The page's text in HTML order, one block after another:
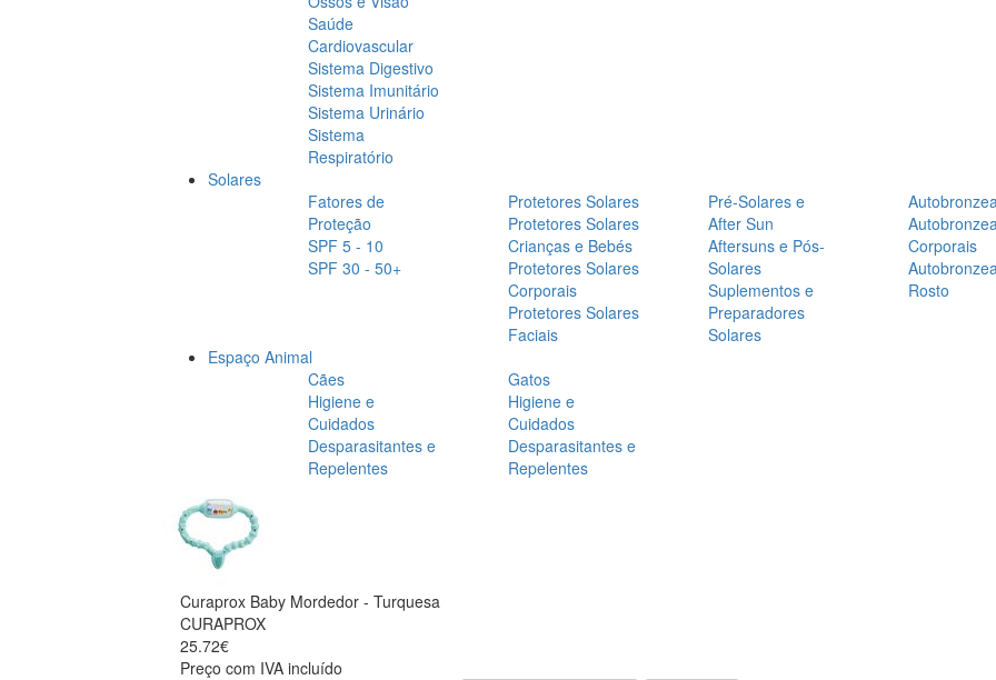
Saúde
Cardiovascular
Sistema Digestivo
Sistema Imunitário
Sistema Urinário
Sistema
Respiratório
Solares
Fatores de
Proteção
SPF 5 - 10
SPF 30 - 50+
Protetores Solares
Protetores Solares
Crianças e Bebés
Protetores Solares
Corporais
Protetores Solares
Faciais
Pré-Solares e
After Sun
Aftersuns e Pós-
Solares
Suplementos e
Preparadores
Solares
Corporais
Rosto
Espaço Animal
Cães
Higiene e
Cuidados
Desparasitantes e
Repelentes
Gatos
Higiene e
Cuidados
Desparasitantes e
Repelentes
Curaprox Baby Mordedor - Turquesa
CURAPROX
25.72€
Preço com IVA incluído